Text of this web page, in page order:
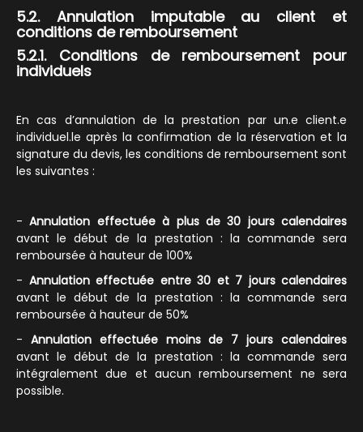
5.2. Annulation imputable au client et
conditions de remboursement
5.2.1. Conditions de remboursement pour
individuels
En cas d’annulation de la prestation par un.e client.e
individuel.le après la confirmation de la réservation et la
signature du devis, les conditions de remboursement sont
les suivantes :
-Annulation effectuée à plus de 30 jours calendaires
avant le début de la prestation : la commande sera
remboursée à hauteur de 100%
- Annulation effectuée entre 30 et 7 jours calendaires
avant le début de la prestation : la commande sera
remboursée à hauteur de 50%
- Annulation effectuée moins de 7 jours calendaires
avant le début de la prestation : la commande sera
intégralement due et aucun remboursement ne sera
possible.